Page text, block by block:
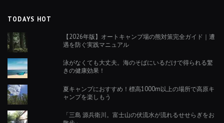
TODAYS HOT
【2026年版】オートキャンプ場の熊対策完全ガイド｜遭
遇を防ぐ実践マニュアル
泳がなくても大丈夫。海のそばにいるだけで得られる驚
きの健康効果！
夏キャンプにおすすめ！標高1000m以上の場所で高原キ
ャンプを楽しもう
「三島 源兵衛川。富士山の伏流水が流れるせせらぎをお